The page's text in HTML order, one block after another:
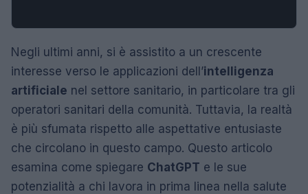
Negli ultimi anni, si è assistito a un crescente
interesse verso le applicazioni dell’intelligenza
artificiale nel settore sanitario, in particolare tra gli
operatori sanitari della comunità. Tuttavia, la realtà
è più sfumata rispetto alle aspettative entusiaste
che circolano in questo campo. Questo articolo
esamina come spiegare ChatGPT e le sue
potenzialità a chi lavora in prima linea nella salute